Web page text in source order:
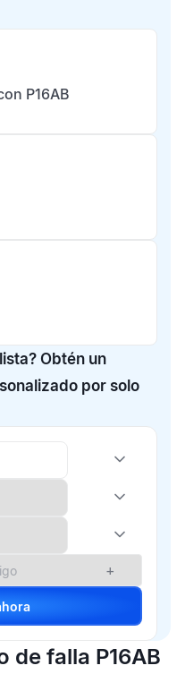
P16AB
Obtén un
por solo
+
ahora
de falla P16AB